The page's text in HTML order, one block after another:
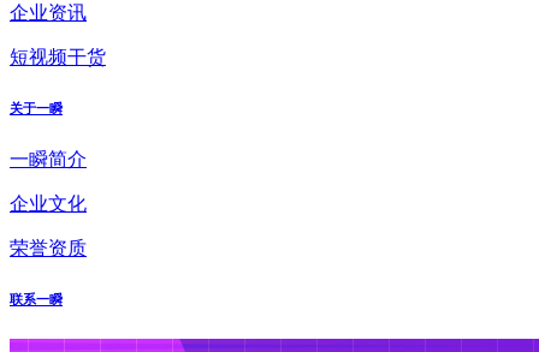
企业资讯
短视频干货
关于一瞬
一瞬简介
企业文化
荣誉资质
联系一瞬